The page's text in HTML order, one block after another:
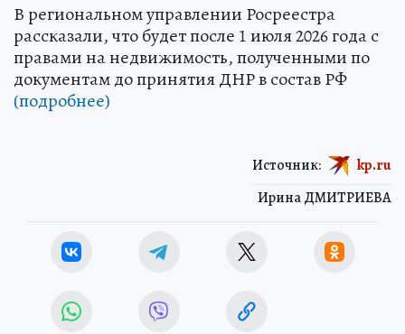
В региональном управлении Росреестра
рассказали, что будет после 1 июля 2026 года с
правами на недвижимость, полученными по
документам до принятия ДНР в состав РФ
(подробнее)
Ирина ДМИТРИЕВА
Источник: kp.ru